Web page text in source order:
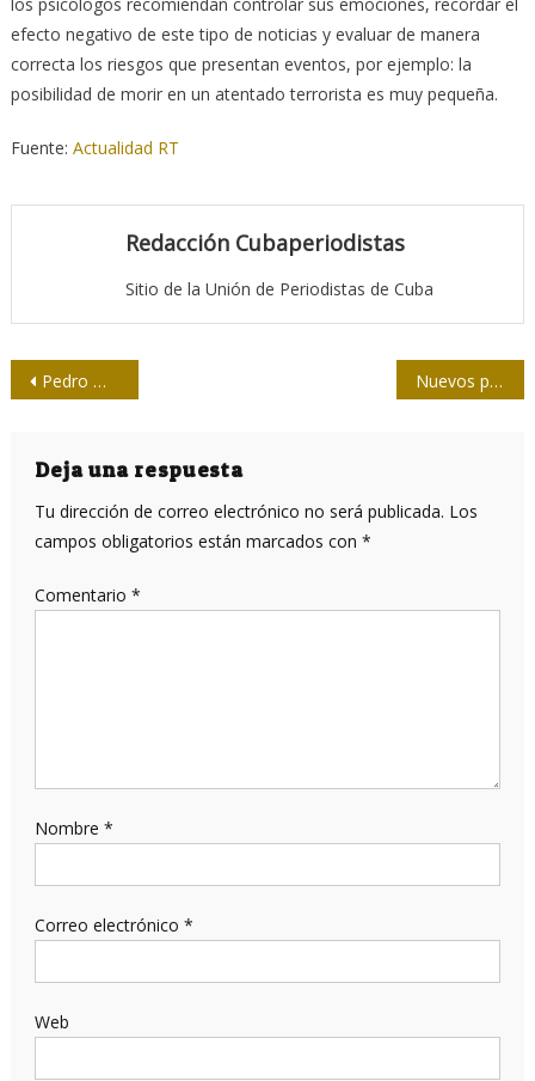
efecto negativo de este tipo de noticias y evaluar de manera
correcta los riesgos que presentan eventos, por ejemplo: la
posibilidad de morir en un atentado terrorista es muy pequeña.
Fuente: Actualidad RT
Redacción Cubaperiodistas
Sitio de la Unión de Periodistas de Cuba
Navegación
entradas
Pedro Méndez, ¿huésped de Santa Clara? Nuevos profesionales de la prensa para Holguín y Granma
Deja una respuesta
Tu dirección de correo electrónico no será publicada. Los
campos obligatorios están marcados con *
Comentario *
Nombre *
Correo electrónico *
Web